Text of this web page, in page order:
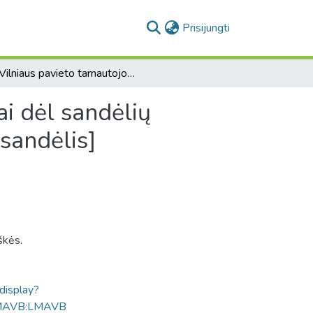
Prisijungti
[Vilniaus pavieto tarnautojo raštas Vilniaus kapitulai dėl sandėlių kariuomenės reikmėms. Minimas Dekaniškių dvaro sandėlis]
dėl sandėlių